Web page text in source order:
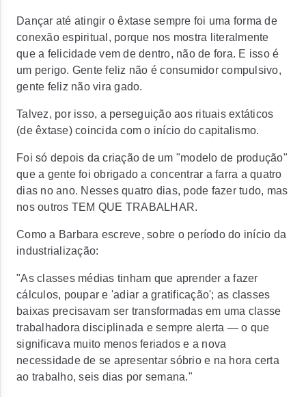
Dançar até atingir o êxtase sempre foi uma forma de
conexão espiritual, porque nos mostra literalmente
que a felicidade vem de dentro, não de fora. E isso é
um perigo. Gente feliz não é consumidor compulsivo,
gente feliz não vira gado.
Talvez, por isso, a perseguição aos rituais extáticos
(de êxtase) coincida com o início do capitalismo.
Foi só depois da criação de um "modelo de produção"
que a gente foi obrigado a concentrar a farra a quatro
dias no ano. Nesses quatro dias, pode fazer tudo, mas
nos outros TEM QUE TRABALHAR.
Como a Barbara escreve, sobre o período do início da
industrialização:
"As classes médias tinham que aprender a fazer
cálculos, poupar e 'adiar a gratificação'; as classes
baixas precisavam ser transformadas em uma classe
trabalhadora disciplinada e sempre alerta — o que
significava muito menos feriados e a nova
necessidade de se apresentar sóbrio e na hora certa
ao trabalho, seis dias por semana."